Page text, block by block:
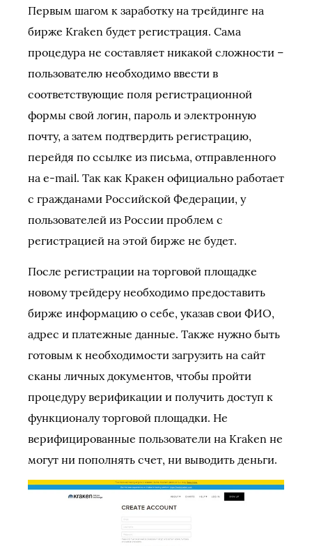
Первым шагом к заработку на трейдинге на
бирже Kraken будет регистрация. Сама
процедура не составляет никакой сложности –
пользователю необходимо ввести в
соответствующие поля регистрационной
формы свой логин, пароль и электронную
почту, а затем подтвердить регистрацию,
перейдя по ссылке из письма, отправленного
на e-mail. Так как Кракен официально работает
с гражданами Российской Федерации, у
пользователей из России проблем с
регистрацией на этой бирже не будет.
После регистрации на торговой площадке
новому трейдеру необходимо предоставить
бирже информацию о себе, указав свои ФИО,
адрес и платежные данные. Также нужно быть
готовым к необходимости загрузить на сайт
сканы личных документов, чтобы пройти
процедуру верификации и получить доступ к
функционалу торговой площадки. Не
верифицированные пользователи на Kraken не
могут ни пополнять счет, ни выводить деньги.